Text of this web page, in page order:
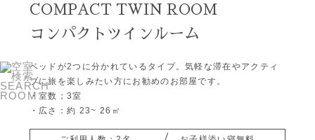
COMPACT TWIN ROOM
コンパクトツインルーム
ベッドが2つに分かれているタイプ。気軽な滞在やアクティ
ブに旅を楽しみたい方にお勧めのお部屋です。
・室数；3室
・広さ：約 23~ 26㎡